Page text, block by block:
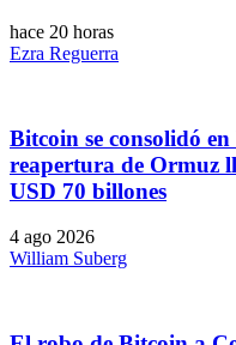
hace 20 horas
Ezra Reguerra
Bitcoin se consolidó
reapertura de Ormuz
USD 70 billones
4 ago 2026
William Suberg